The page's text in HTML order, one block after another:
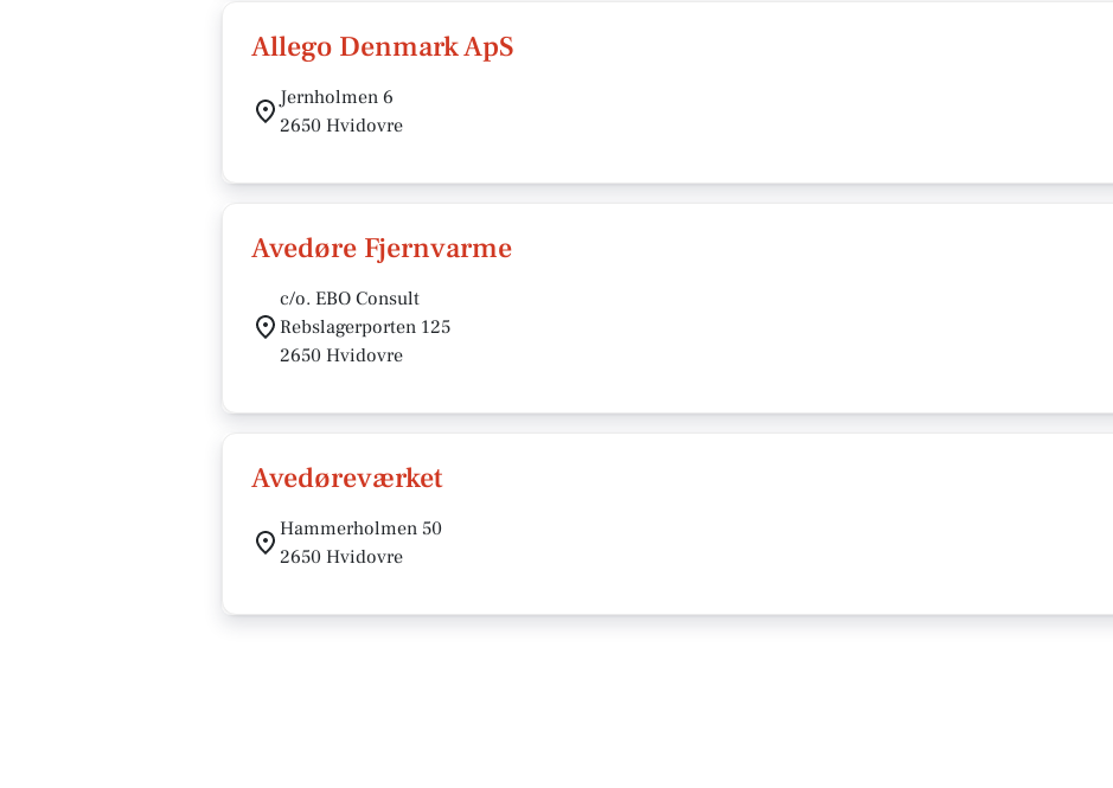
Allego Denmark ApS
Jernholmen 6
2650 Hvidovre
Avedøre Fjernvarme
c/o. EBO Consult
Rebslagerporten 125
2650 Hvidovre
Avedøreværket
Hammerholmen 50
2650 Hvidovre